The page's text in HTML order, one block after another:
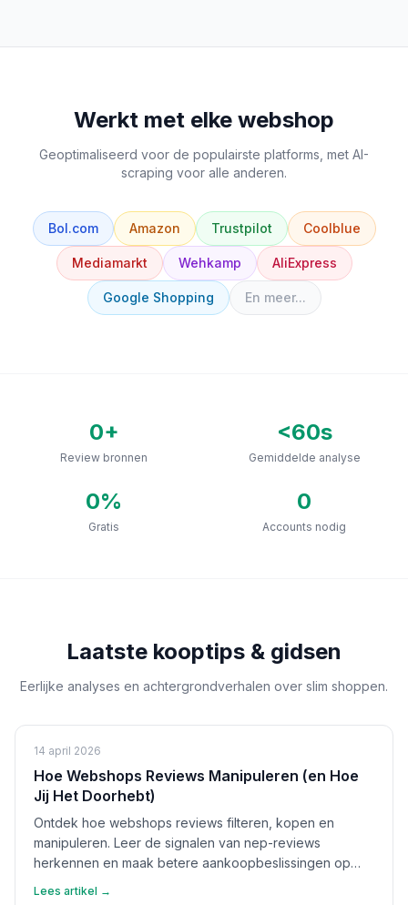
Werkt met elke webshop
Geoptimaliseerd voor de populairste platforms, met AI-
scraping voor alle anderen.
Bol.com Amazon Trustpilot Coolblue
Mediamarkt Wehkamp AliExpress
Google Shopping En meer...
0+
Review bronnen
<60s
Gemiddelde analyse
0%
Gratis
0
Accounts nodig
Laatste kooptips & gidsen
Eerlijke analyses en achtergrondverhalen over slim shoppen.
14 april 2026
Hoe Webshops Reviews Manipuleren (en Hoe
Jij Het Doorhebt)
Ontdek hoe webshops reviews filteren, kopen en
manipuleren. Leer de signalen van nep-reviews
herkennen en maak betere aankoopbeslissingen op
Lees artikel →